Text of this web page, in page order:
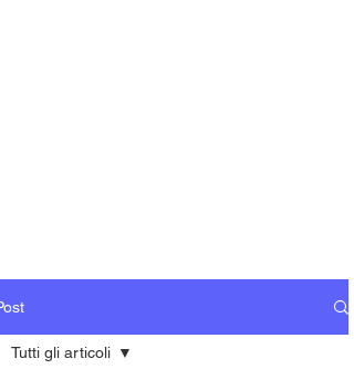
Tutti gli articoli